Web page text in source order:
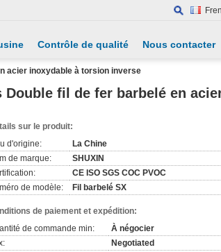
Contrôle de qualité Nous contacter
acier inoxydable à torsion inverse
fil de fer barbelé en
sur le produit:
d'origine:
La Chine
de marque:
SHUXIN
CE ISO SGS COC PVOC
de modèle:
Fil barbelé SX
de paiement et expédition:
de commande min:
À négocier
Negotiated